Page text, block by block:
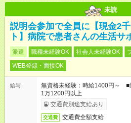
未読
説明会参加で全員に【現金2
ト】病院で患者さんの生活サ
派遣 職種未経験OK 社会人未経験OK
WEB登録・面接OK
給与
無資格未経験：時給1400円～
1万1200円以上
交通費別途支給あり
交通費 交通費全額支給